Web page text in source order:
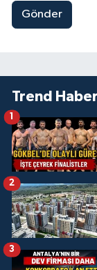
Gönder
Trend
1
2
3